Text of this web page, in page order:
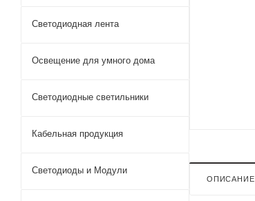
ОПИСАНИЕ
Светодиодная лента
Освещение для умного дома
Светодиодные светильники
Кабельная продукция
Светодиоды и Модули